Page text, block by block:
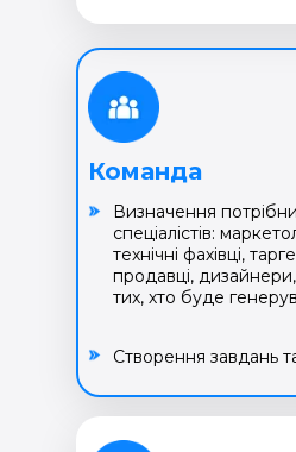
Команда
Визначення
спеціалістів:
технічні фахівці,
продавці,
тих, хто буде
Створення завдань